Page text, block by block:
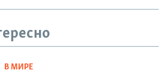
В МИРЕ